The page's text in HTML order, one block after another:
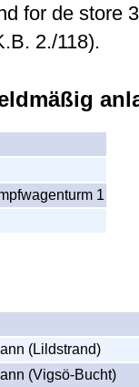
for de store
2./118).
1
(Lildstrand)
(Vigsö-Bucht)